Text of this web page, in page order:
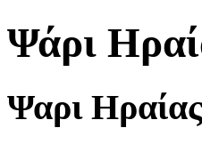
Ψάρι
Ψαρι Ηραίας